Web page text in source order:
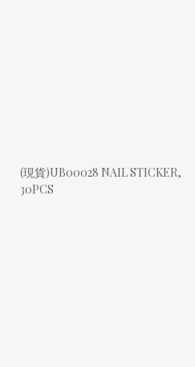
(現貨)UB00028 NAIL STICKER,
30PCS